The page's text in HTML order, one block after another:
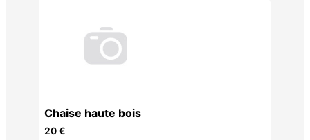
Chaise haute bois
20 €